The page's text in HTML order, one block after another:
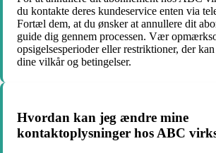
du kontakte deres kundeservice enten via
Fortæl dem, at du ønsker at annullere dit
guide dig gennem processen. Vær
opsigelsesperioder eller restriktioner, der
dine vilkår og betingelser.
Hvordan kan jeg ændre mine
kontaktoplysninger hos ABC